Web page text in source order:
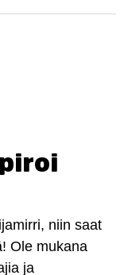
niin saat
Ole mukana
ja